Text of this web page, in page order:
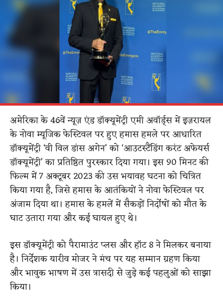
अमेरिका के 46वें न्यूज़ एंड डॉक्यूमेंट्री एमी अवॉर्ड्स में इज़रायल
के नोवा म्यूजिक फेस्टिवल पर हुए हमास हमले पर आधारित
डॉक्यूमेंट्री ‘वी विल डांस अगेन’ को ‘आउटस्टैंडिंग करंट अफेयर्स
डॉक्यूमेंट्री’ का प्रतिष्ठित पुरस्कार दिया गया। इस 90 मिनट की
फिल्म में 7 अक्टूबर 2023 की उस भयावह घटना को चित्रित
किया गया है, जिसे हमास के आतंकियों ने नोवा फेस्टिवल पर
अंजाम दिया था। हमास के हमलें में सैकड़ों निर्दोषों को मौत के
घाट उतारा गया और कई घायल हुए थे।
इस डॉक्यूमेंट्री को पैरामाउंट प्लस और हॉट 8 ने मिलकर बनाया
है। निर्देशक यारीव मोजर ने मंच पर यह सम्मान ग्रहण किया
और भावुक भाषण में उस त्रासदी से जुड़े कई पहलुओं को साझा
किया।